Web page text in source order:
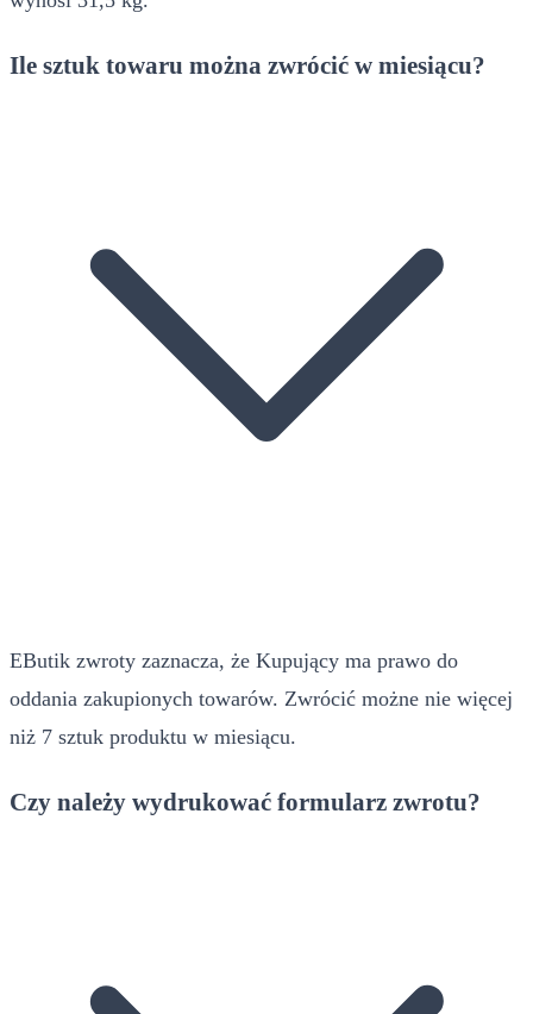
Ile sztuk towaru można zwrócić w miesiącu?
EButik zwroty zaznacza, że Kupujący ma prawo do
oddania zakupionych towarów. Zwrócić możne nie więcej
niż 7 sztuk produktu w miesiącu.
Czy należy wydrukować formularz zwrotu?